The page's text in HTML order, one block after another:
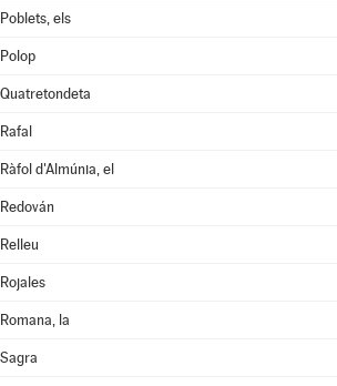
Poblets, els
Polop
Quatretondeta
Rafal
Ràfol d'Almúnia, el
Redován
Relleu
Rojales
Romana, la
Sagra